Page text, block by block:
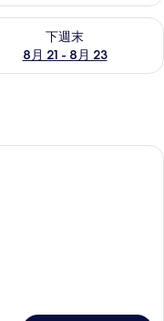
下週末
8月 21 - 8月 23
週末 (8月 21 - 8月 23)
| 客房內保險箱、書桌、遮光